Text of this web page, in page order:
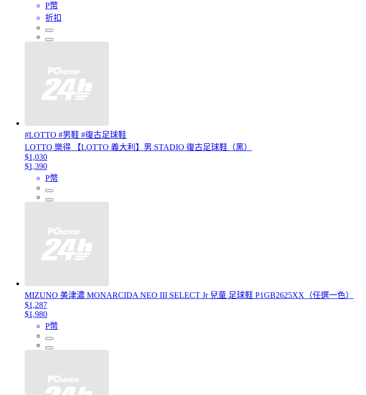
P幣
折扣
#LOTTO #男鞋 #復古足球鞋
LOTTO 樂得 【LOTTO 義大利】男 STADIO 復古足球鞋（黑）
$1,030
$1,390
P幣
MIZUNO 美津濃 MONARCIDA NEO III SELECT Jr 兒童 足球鞋 P1GB2625XX（任選一色）
$1,287
$1,980
P幣